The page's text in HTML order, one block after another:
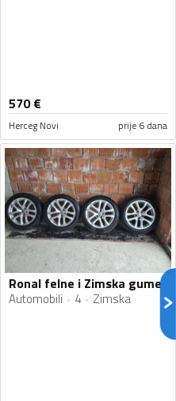
570€
Herceg Novi prije 6 dana
Ronal felne i Zimska gume
Automobili 4 Zimska